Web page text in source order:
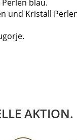
blau.
und Kristall
AKTION.